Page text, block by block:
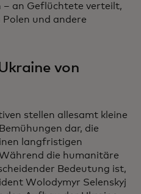
– an Geflüchtete verteilt,
Polen und andere
von
stellen allesamt kleine
dar, die
langfristigen
die humanitäre
Bedeutung ist,
Wolodymyr Selenskyj